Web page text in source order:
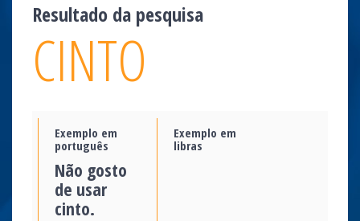
Resultado da pesquisa
CINTO
Exemplo em
português
Não gosto
de usar
cinto.
Exemplo em
libras